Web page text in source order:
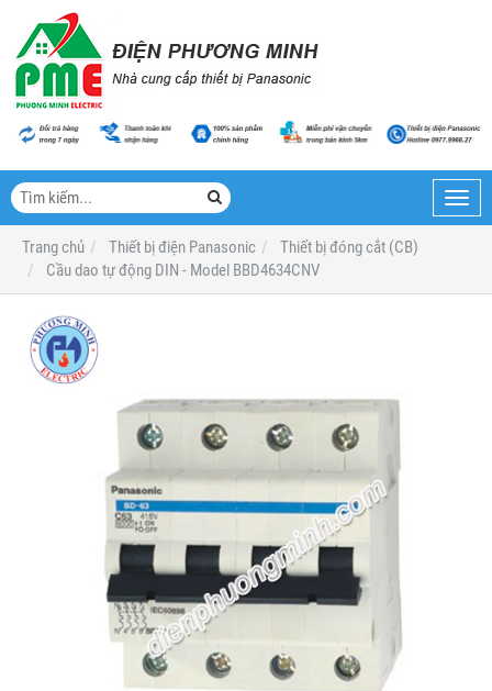
Trang chủ
Thiết bị điện Panasonic
Thiết bị đóng cắt (CB)
Cầu dao tự động DIN - Model BBD4634CNV